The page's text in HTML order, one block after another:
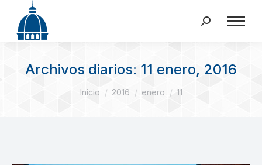
Buscar:
Archivos diarios: 11 enero, 2016
Estás aquí:
Inicio 2016 enero 11